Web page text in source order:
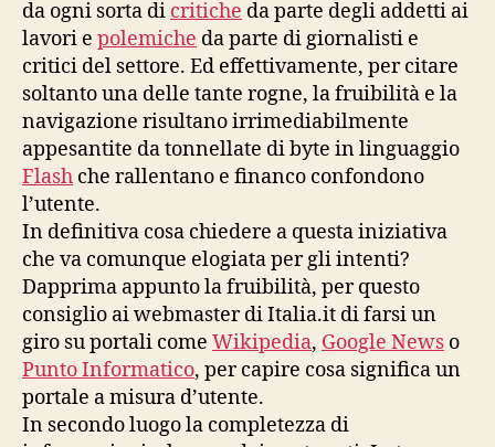
da ogni sorta di critiche da parte degli addetti ai
lavori e polemiche da parte di giornalisti e
critici del settore. Ed effettivamente, per citare
soltanto una delle tante rogne, la fruibilità e la
navigazione risultano irrimediabilmente
appesantite da tonnellate di byte in linguaggio
Flash che rallentano e financo confondono
l’utente.
In definitiva cosa chiedere a questa iniziativa
che va comunque elogiata per gli intenti?
Dapprima appunto la fruibilità, per questo
consiglio ai webmaster di Italia.it di farsi un
giro su portali come Wikipedia, Google News o
Punto Informatico, per capire cosa significa un
portale a misura d’utente.
In secondo luogo la completezza di